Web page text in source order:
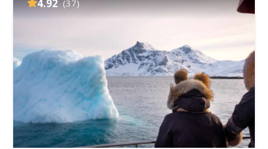
4.92 (37)